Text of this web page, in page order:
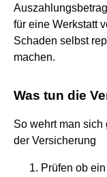
für eine Werkstatt
Schaden selbst
machen.
Was tun die
So wehrt man
der Versicherung
Prüfen ob